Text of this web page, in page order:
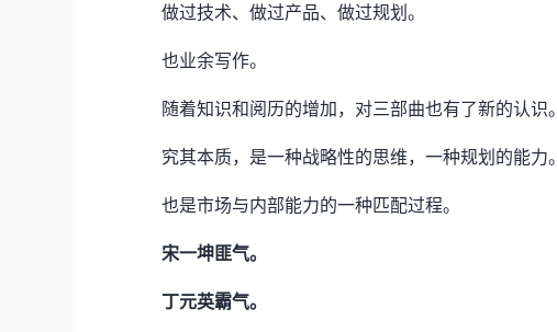
做过技术、做过产品、做过规划。
也业余写作。
随着知识和阅历的增加，对三部曲也有了新的认识。
究其本质，是一种战略性的思维，一种规划的能力。
也是市场与内部能力的一种匹配过程。
宋一坤匪气。
丁元英霸气。